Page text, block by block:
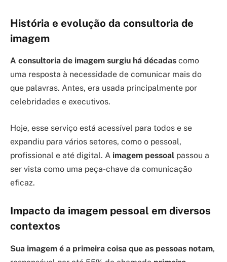
História e evolução da consultoria de
imagem
A consultoria de imagem surgiu há décadas como
uma resposta à necessidade de comunicar mais do
que palavras. Antes, era usada principalmente por
celebridades e executivos.
Hoje, esse serviço está acessível para todos e se
expandiu para vários setores, como o pessoal,
profissional e até digital. A imagem pessoal passou a
ser vista como uma peça-chave da comunicação
eficaz.
Impacto da imagem pessoal em diversos
contextos
Sua imagem é a primeira coisa que as pessoas notam,